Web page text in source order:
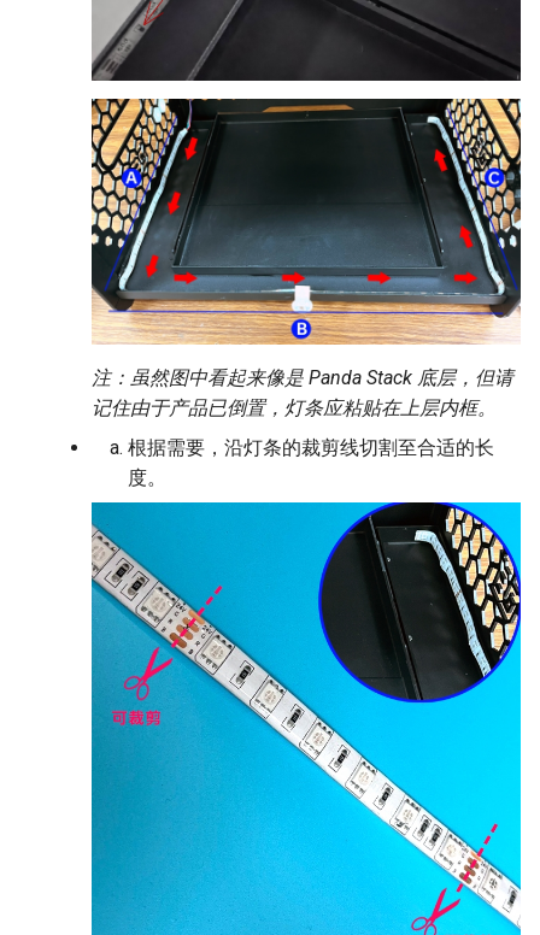
注：虽然图中看起来像是 Panda Stack 底层，但请
记住由于产品已倒置，灯条应粘贴在上层内框。
根据需要，沿灯条的裁剪线切割至合适的长
度。